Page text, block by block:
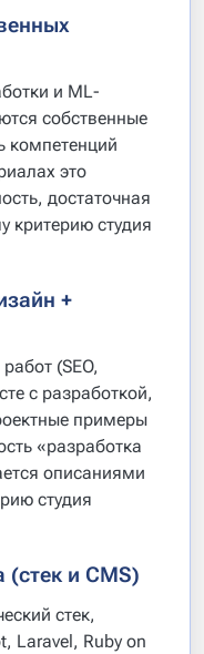
и ML-
собственные
компетенций
это
достаточная
критерию студия
+
(SEO,
с разработкой,
примеры
«разработка
описаниями
студия
(стек и CMS)
стек,
Laravel, Ruby on